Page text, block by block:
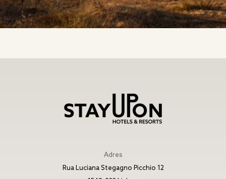
Adres
Rua Luciana Stegagno Picchio 12